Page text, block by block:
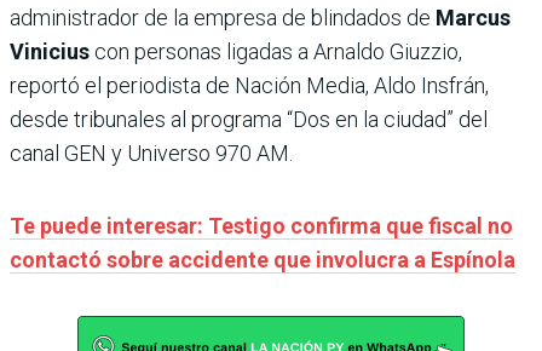
administrador de la empresa de blindados de Marcus
Vinicius con personas ligadas a Arnaldo Giuzzio,
reportó el periodista de Nación Media, Aldo Insfrán,
desde tribunales al programa “Dos en la ciudad” del
canal GEN y Universo 970 AM.
Te puede interesar: Testigo confirma que fiscal no
contactó sobre accidente que involucra a Espínola